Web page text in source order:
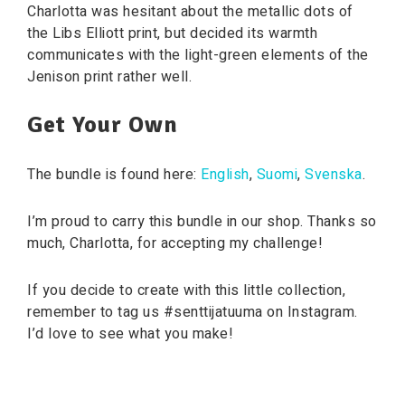
Charlotta was hesitant about the metallic dots of
the Libs Elliott print, but decided its warmth
communicates with the light-green elements of the
Jenison print rather well.
Get Your Own
The bundle is found here: English, Suomi, Svenska.
I’m proud to carry this bundle in our shop. Thanks so
much, Charlotta, for accepting my challenge!
If you decide to create with this little collection,
remember to tag us #senttijatuuma on Instagram.
I’d love to see what you make!